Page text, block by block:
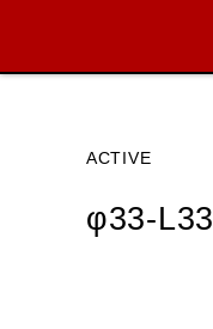
ACTIVE
φ33-L33